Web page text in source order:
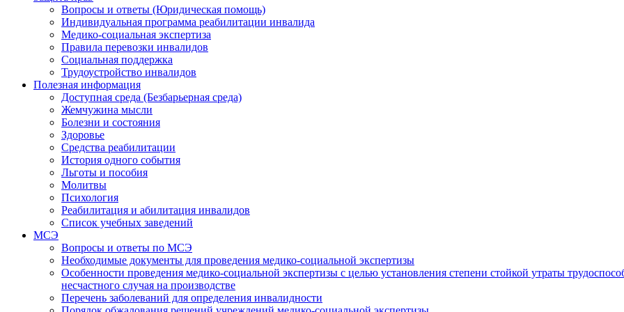
Вопросы и ответы (Юридическая помощь)
Индивидуальная программа реабилитации инвалида
Медико-социальная экспертиза
Правила перевозки инвалидов
Социальная поддержка
Трудоустройство инвалидов
Полезная информация
Доступная среда (Безбарьерная среда)
Жемчужина мысли
Болезни и состояния
Здоровье
Средства реабилитации
История одного события
Льготы и пособия
Молитвы
Психология
Реабилитация и абилитация инвалидов
Список учебных заведений
МСЭ
Вопросы и ответы по МСЭ
Необходимые документы для проведения медико-социальной экспертизы
Особенности проведения медико-социальной экспертизы с целью установления степени стойкой утраты
несчастного случая на производстве
Перечень заболеваний для определения инвалидности